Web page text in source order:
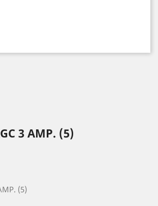
3 AMP. (5)
(5)